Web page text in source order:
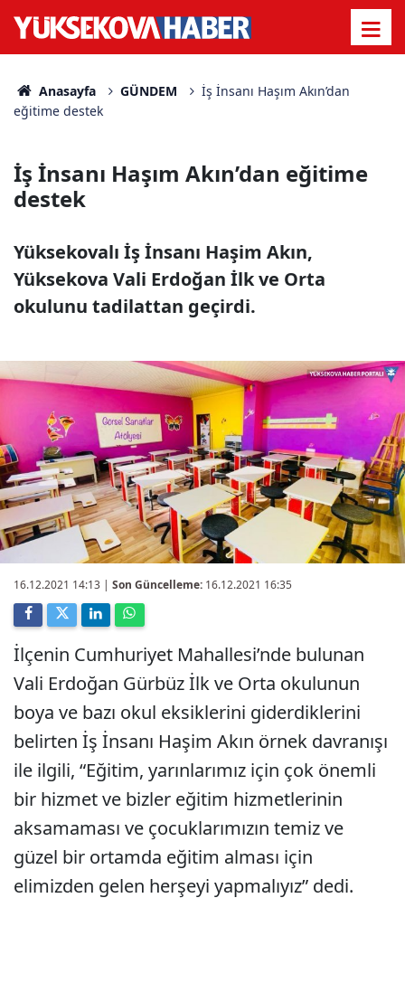
Anasayfa GÜNDEM
İş İnsanı Haşım Akın’dan
eğitime destek
İş İnsanı Haşım Akın’dan eğitime
destek
Yüksekovalı İş İnsanı Haşim Akın,
Yüksekova Vali Erdoğan İlk ve Orta
okulunu tadilattan geçirdi.
16.12.2021 14:13 | Son Güncelleme: 16.12.2021 16:35
İlçenin Cumhuriyet Mahallesi’nde bulunan
Vali Erdoğan Gürbüz İlk ve Orta okulunun
boya ve bazı okul eksiklerini giderdiklerini
belirten İş İnsanı Haşim Akın örnek davranışı
ile ilgili, “Eğitim, yarınlarımız için çok önemli
bir hizmet ve bizler eğitim hizmetlerinin
aksamaması ve çocuklarımızın temiz ve
güzel bir ortamda eğitim alması için
elimizden gelen herşeyi yapmalıyız” dedi.